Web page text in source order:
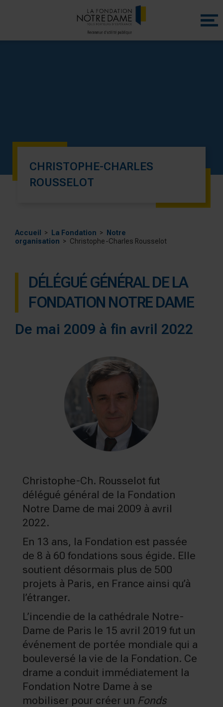
Menu
CHRISTOPHE-CHARLES
ROUSSELOT
Accueil La Fondation
Notre
organisation
Christophe-Charles Rousselot
DÉLÉGUÉ GÉNÉRAL DE LA
FONDATION NOTRE DAME
De mai 2009 à fin avril 2022
Christophe-Ch. Rousselot fut
délégué général de la Fondation
Notre Dame de mai 2009 à avril
2022.
En 13 ans, la Fondation est passée
de 8 à 60 fondations sous égide. Elle
soutient désormais plus de 500
projets à Paris, en France ainsi qu’à
l’étranger.
L’incendie de la cathédrale Notre-
Dame de Paris le 15 avril 2019 fut un
événement de portée mondiale qui a
bouleversé la vie de la Fondation. Ce
drame a conduit immédiatement la
Fondation Notre Dame à se
mobiliser pour créer un Fonds